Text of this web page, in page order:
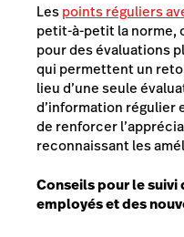
Lespoints réguliers
petit-à-petit la norme,
pour des évaluations
qui permettent un
lieu d’une seule
d’information régulier
de renforcer
reconnaissant les
Conseils pour le
employés et des